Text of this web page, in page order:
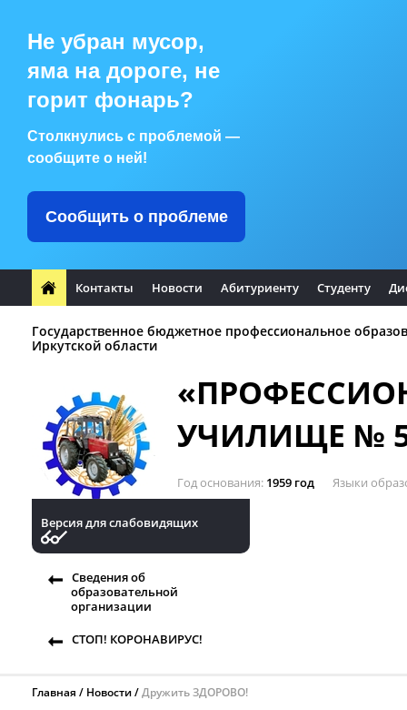
Не убран мусор,
яма на дороге, не
горит фонарь?
Столкнулись с проблемой —
сообщите о ней!
Сообщить о проблеме
Контакты Новости Абитуриенту Студенту
Государственное бюджетное профессиональное
Иркутской области
УЧИЛИЩЕ №
Год основания 1959 год Языки
Версия для слабовидящих
Сведения об
образовательной
организации
СТОП! КОРОНАВИРУС!
Главная Новости Дружить ЗДОРОВО!